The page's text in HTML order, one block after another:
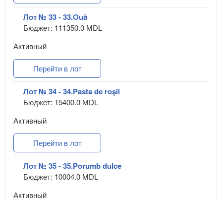
Лот № 33 - 33.Ouă
Бюджет: 111350.0 MDL
Активный
Перейти в лот
Лот № 34 - 34.Pasta de roşii
Бюджет: 15400.0 MDL
Активный
Перейти в лот
Лот № 35 - 35.Porumb dulce
Бюджет: 10004.0 MDL
Активный